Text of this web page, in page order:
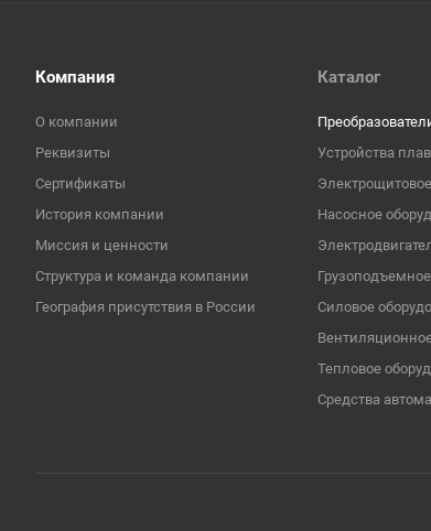
Компания
О компании
Реквизиты
Сертификаты
История компании
Миссия и ценности
Структура и команда компании
География присутствия в России
Каталог
Устройства
Насосное
Cиловое
Тепловое
Средства